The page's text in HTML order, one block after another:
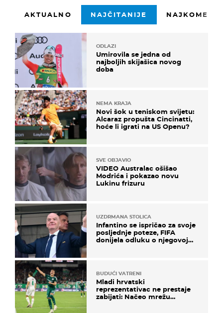
AKTUALNO NAJČITANIJE
ODLAZI
Umirovila se jedna od
najboljih skijašica novog
doba
NEMA KRAJA
Novi šok u teniskom svijetu:
Alcaraz propušta Cincinatti,
hoće li igrati na US Openu?
SVE OBJAVIO
VIDEO Australac ošišao
Modrića i pokazao novu
Lukinu frizuru
UZDRMANA STOLICA
Infantino se ispričao za svoje
posljednje poteze, FIFA
donijela odluku o njegovoj
BUDUĆI VATRENI
Mladi hrvatski
reprezentativac ne prestaje
zabijati: Načeo mrežu